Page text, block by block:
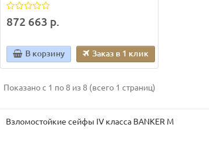
872 663 р.
В корзину Заказ в 1 клик
Показано с 1 по 8 из 8 (всего 1 страниц)
Взломостойкие сейфы IV класса BANKER M